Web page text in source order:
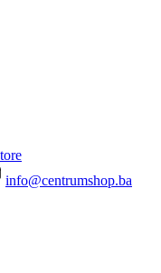
info@centrumshop.ba